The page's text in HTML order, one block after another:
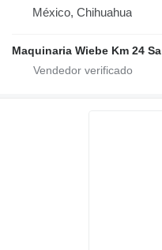
México, Chihuahua
Maquinaria Wiebe Km 24 Sa